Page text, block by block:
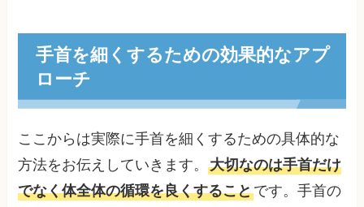
手首を細くするための効果的なアプ
ローチ
ここからは実際に手首を細くするための具体的な
方法をお伝えしていきます。大切なのは手首だけ
でなく体全体の循環を良くすることです。手首の